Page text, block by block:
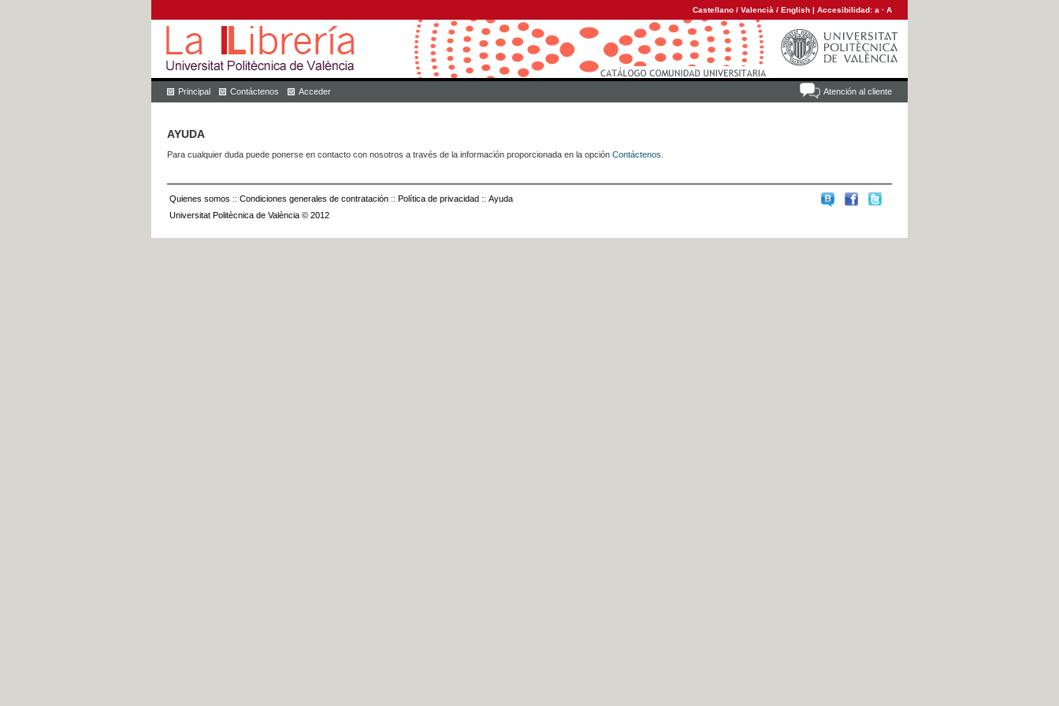
Castellano / Valencià / English | Accesibilidad: a · A
Atención al cliente
Principal Contáctenos Acceder
AYUDA
Para cualquier duda puede ponerse en contacto con nosotros a través de la información proporcionada en la opción Contáctenos
Quienes somos :: Condiciones generales de contratación :: Política de privacidad :: Ayuda
Universitat Politècnica de València © 2012